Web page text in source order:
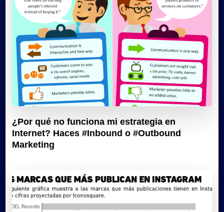
¿Por qué no funciona mi estrategia en
Internet? Haces #Inbound o #Outbound
Marketing